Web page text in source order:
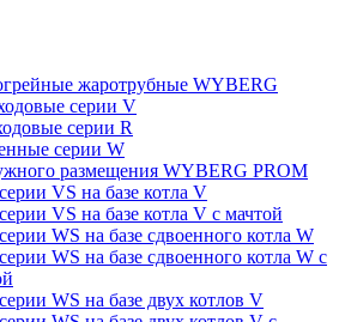
жаротрубные WYBERG
серии V
серии R
серии W
размещения WYBERG PROM
VS на базе котла V
VS на базе котла V с мачтой
WS на базе сдвоенного котла W
WS на базе сдвоенного котла W с
WS на базе двух котлов V